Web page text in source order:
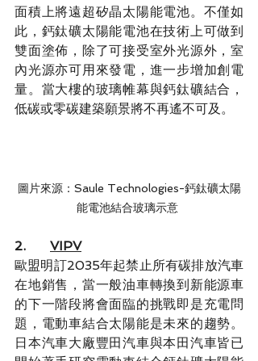
面積上將遠超矽晶太陽能電池。不僅如
此，鈣鈦礦太陽能電池在技術上可做到
雙面塗佈，除了可接受室外光源外，室
內光源亦可用來發電，進一步增加創電
量。當大樓的玻璃帷幕與鈣鈦礦結合，
低碳或零碳建築願景將不再遙不可及。
圖片來源：Saule Technologies-鈣鈦礦太陽
能電池結合玻璃示意
2. VIPV
歐盟明訂2035年起禁止所有碳排放汽車
在地銷售，當一般油車轉換到新能源車
的下一階段將會面臨的挑戰即是充電問
題，電動車結合太陽能是未來的趨勢。
日本汽車大廠豐田汽車與本田汽車皆已